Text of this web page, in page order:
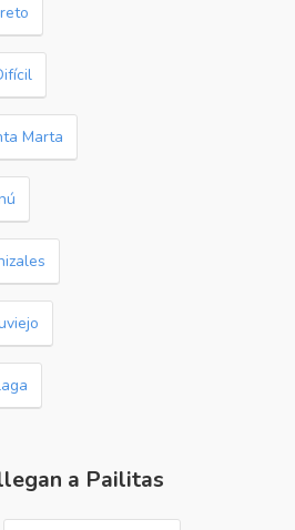
Marta
a Pailitas